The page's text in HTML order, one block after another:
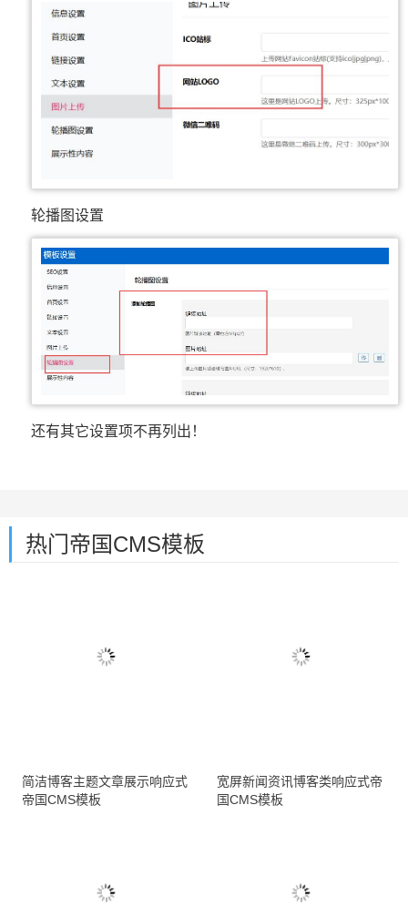
轮播图设置
还有其它设置项不再列出！
热门帝国CMS模板
简洁博客主题文章展示响应式
帝国CMS模板
宽屏新闻资讯博客类响应式帝
国CMS模板